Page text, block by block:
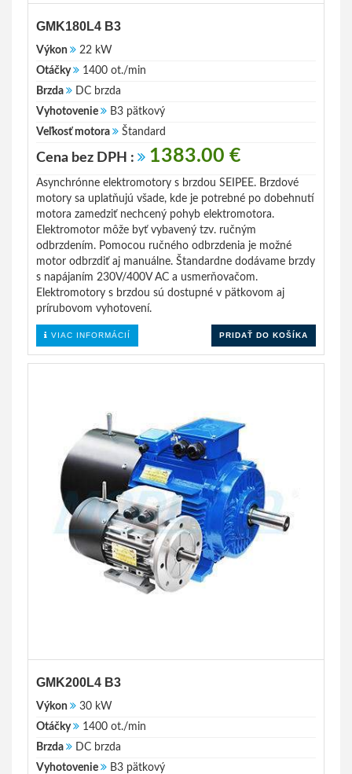
GMK180L4 B3
Výkon
22 kW
Otáčky
1400 ot./min
Brzda
DC brzda
Vyhotovenie
B3 pätkový
Veľkosť motora
Štandard
Cena bez DPH : 1383.00 €
Asynchrónne elektromotory s brzdou SEIPEE. Brzdové
motory sa uplatňujú všade, kde je potrebné po dobehnutí
motora zamedziť nechcený pohyb elektromotora.
Elektromotor môže byť vybavený tzv. ručným
odbrzdením. Pomocou ručného odbrzdenia je možné
motor odbrzdiť aj manuálne. Štandardne dodávame brzdy
s napájaním 230V/400V AC a usmerňovačom.
Elektromotory s brzdou sú dostupné v pätkovom aj
prírubovom vyhotovení.
VIAC INFORMÁCIÍ PRIDAŤ DO KOŠÍKA
GMK200L4 B3
Výkon
30 kW
Otáčky
1400 ot./min
Brzda
DC brzda
Vyhotovenie
B3 pätkový